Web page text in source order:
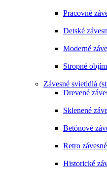
Pracovné
Detské
Moderné
Stropné
Závesné svietidlá
Drevené
Sklenené
Betónové
Retro
Historické